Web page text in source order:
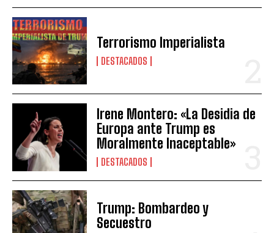
Terrorismo Imperialista
DESTACADOS
Irene Montero: «La Desidia de
Europa ante Trump es
Moralmente Inaceptable»
DESTACADOS
Trump: Bombardeo y
Secuestro